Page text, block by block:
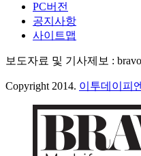
PC버전
공지사항
사이트맵
보도자료 및 기사제보 :
Copyright 2014. 이투데이피